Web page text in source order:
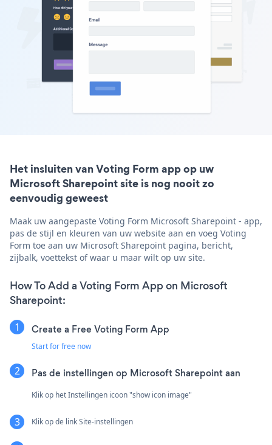
Het insluiten van Voting Form app op uw
Microsoft Sharepoint site is nog nooit zo
eenvoudig geweest
Maak uw aangepaste Voting Form Microsoft Sharepoint - app,
pas de stijl en kleuren van uw website aan en voeg Voting
Form toe aan uw Microsoft Sharepoint pagina, bericht,
zijbalk, voettekst of waar u maar wilt op uw site.
How To Add a Voting Form App on Microsoft
Sharepoint:
Create a Free Voting Form App
Start for free now
Pas de instellingen op Microsoft Sharepoint aan
Klik op het Instellingen icoon "show icon image"
Klik op de link Site-instellingen